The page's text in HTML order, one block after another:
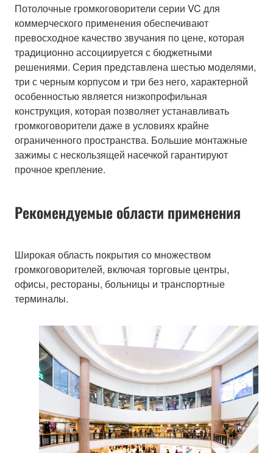
Потолочные громкоговорители серии VC для
коммерческого применения обеспечивают
превосходное качество звучания по цене, которая
традиционно ассоциируется с бюджетными
решениями. Серия представлена шестью моделями,
три с черным корпусом и три без него, характерной
особенностью является низкопрофильная
конструкция, которая позволяет устанавливать
громкоговорители даже в условиях крайне
ограниченного пространства. Большие монтажные
зажимы с нескользящей насечкой гарантируют
прочное крепление.
Рекомендуемые области применения
Широкая область покрытия со множеством
громкоговорителей, включая торговые центры,
офисы, рестораны, больницы и транспортные
терминалы.